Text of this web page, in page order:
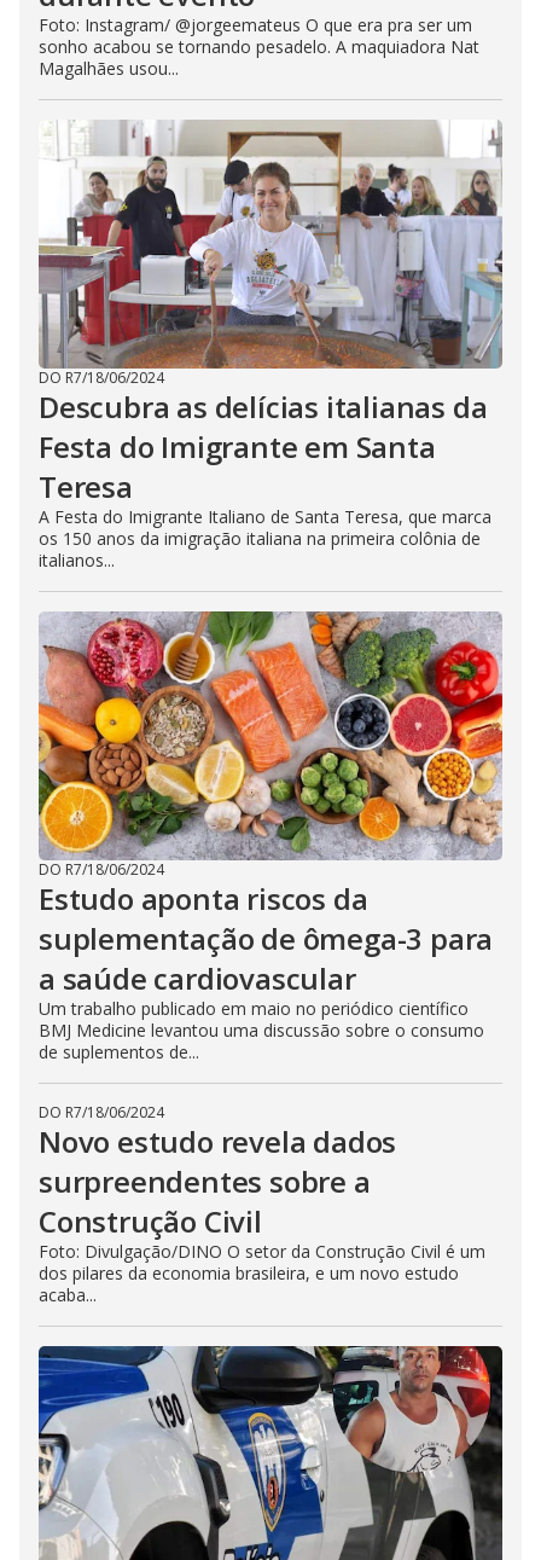
Foto: Instagram/ @jorgeemateus O que era pra ser um
sonho acabou se tornando pesadelo. A maquiadora Nat
Magalhães usou...
DO R7/18/06/2024
Descubra as delícias italianas da
Festa do Imigrante em Santa
Teresa
A Festa do Imigrante Italiano de Santa Teresa, que marca
os 150 anos da imigração italiana na primeira colônia de
italianos...
DO R7/18/06/2024
Estudo aponta riscos da
suplementação de ômega-3 para
a saúde cardiovascular
Um trabalho publicado em maio no periódico científico
BMJ Medicine levantou uma discussão sobre o consumo
de suplementos de...
DO R7/18/06/2024
Novo estudo revela dados
surpreendentes sobre a
Construção Civil
Foto: Divulgação/DINO O setor da Construção Civil é um
dos pilares da economia brasileira, e um novo estudo
acaba...